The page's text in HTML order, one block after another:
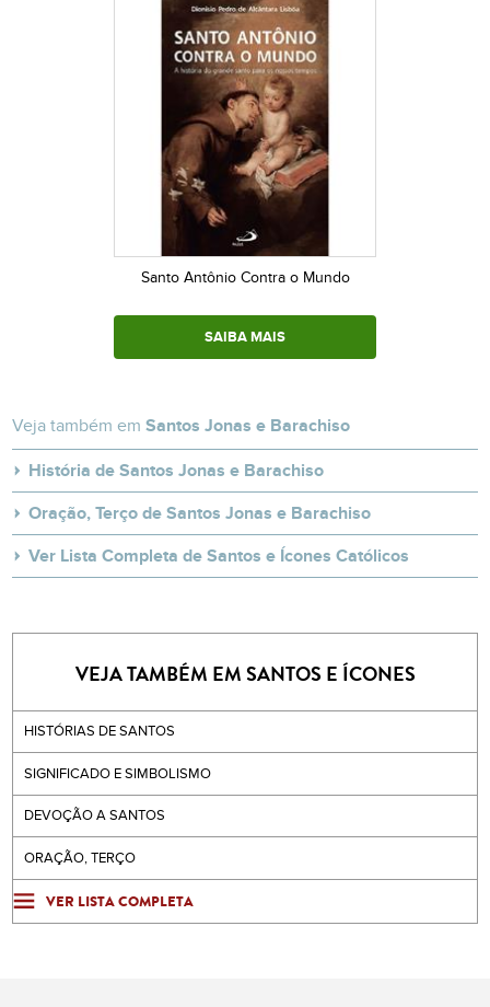
Santo Antônio Contra o Mundo
SAIBA MAIS
Veja também emSantos Jonas e Barachiso
História de Santos Jonas e Barachiso
Oração, Terço de Santos Jonas e Barachiso
Ver Lista Completa de Santos e Ícones Católicos
VEJA TAMBÉM EM SANTOS E ÍCONES
HISTÓRIAS DE SANTOS
SIGNIFICADO E SIMBOLISMO
DEVOÇÃO A SANTOS
ORAÇÃO, TERÇO
VER LISTA COMPLETA